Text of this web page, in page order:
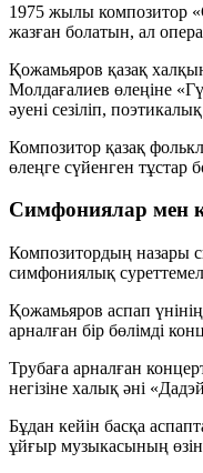
1975 жылы композитор
жазған болатын, ал
Қожамьяров қазақ
Молдағалиев өлеңіне
әуені сезіліп,
Композитор қазақ
өлеңге сүйенген тұстар
Симфониялар мен
Композитордың назары
симфониялық
Қожамьяров аспап
арналған бір бөлімді
Трубаға арналған
негізіне халық әні
Бұдан кейін басқа
ұйғыр музыкасының